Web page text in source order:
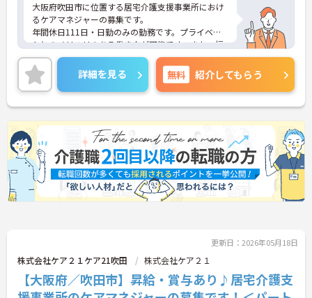
大阪府吹田市に位置する居宅介護支援事業所におけ
るケアマネジャーの募集です。
年間休日111日・日勤のみの勤務です。プライベー
トとのメリハリのある働き方が可能です。また、福
利厚生が充実しています。働きやすい環境が整って
おり、安心して長くご勤務いただけます。
ご興味のある方には、面接対策ポイントなど、さら
に詳細をご案内しますのでお気軽にご相談くださ
い！
詳細を見る 無料 紹介してもらう
更新日：2026年05月18日
株式会社ケア２１ケア21吹田 株式会社ケア２１
【大阪府／吹田市】昇給・賞与あり♪居宅介護支